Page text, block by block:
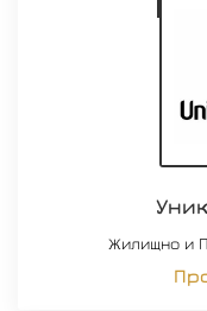
Жилищно и